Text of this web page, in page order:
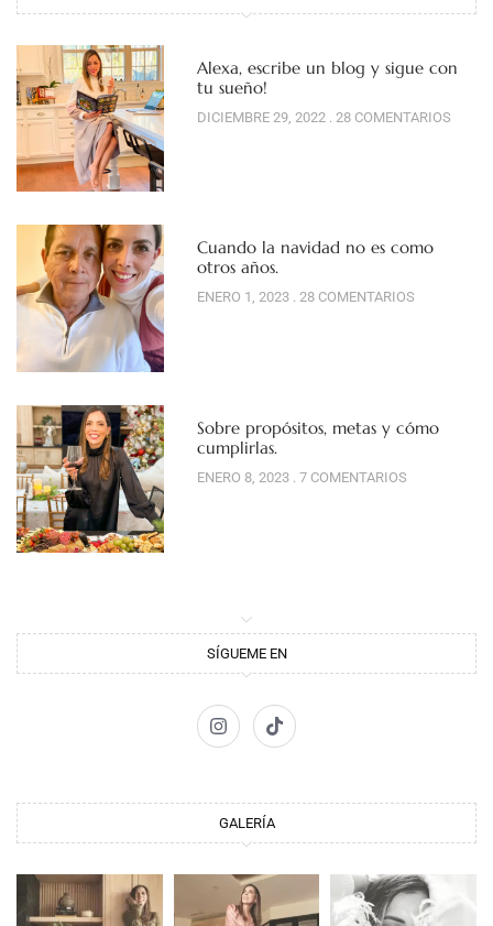
Alexa, escribe un blog y sigue con
tu sueño!
DICIEMBRE 29, 2022 28 COMENTARIOS
Cuando la navidad no es como
otros años.
ENERO 1, 2023 28 COMENTARIOS
Sobre propósitos, metas y cómo
cumplirlas.
ENERO 8, 2023 7 COMENTARIOS
SÍGUEME EN
GALERÍA